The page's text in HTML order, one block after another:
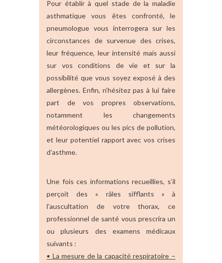
Pour établir à quel stade de la maladie
asthmatique vous êtes confronté, le
pneumologue vous interrogera sur les
circonstances de survenue des crises,
leur fréquence, leur intensité mais aussi
sur vos conditions de vie et sur la
possibilité que vous soyez exposé à des
allergènes. Enfin, n’hésitez pas à lui faire
part de vos propres observations,
notamment les changements
météorologiques ou les pics de pollution,
et leur potentiel rapport avec vos crises
d’asthme.
Une fois ces informations recueillies, s’il
perçoit des « râles sifflants » à
l’auscultation de votre thorax, ce
professionnel de santé vous prescrira un
ou plusieurs des examens médicaux
suivants :
• La mesure de la capacité respiratoire –